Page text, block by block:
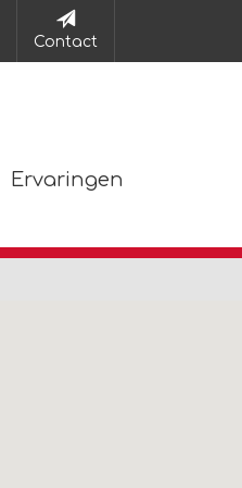
Contact
Ervaringen